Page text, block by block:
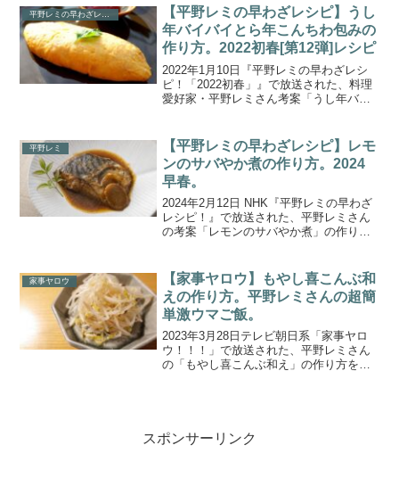
ドキの「海の日」生放送！今回も世間を
ザワつかせるび...
平野レミの早わざレシピ
【平野レミの早わざレシピ】うし
年バイバイとら年こんちわ包みの
作り方。2022初春[第12弾]レシピ
2022年1月10日『平野レミの早わざレシ
ピ！「2022初春」』で放送された、料理
愛好家・平野レミさん考案「うし年バイ
レミの早わざレシピ！「2022初春」』。
料理愛好...
平野レミ
【平野レミの早わざレシピ】レモ
ンのサバやか煮の作り方。2024
早春。
2024年2月12日 NHK『平野レミの早わざ
レシピ！』で放送された、平野レミさん
の考案「レモンのサバやか煮」の作り方
きの生放送「平野レミの早わざレシ
ピ！」。放送開始か...
家事ヤロウ
【家事ヤロウ】もやし喜こんぶ和
えの作り方。平野レミさんの超簡
単激ウマご飯。
2023年3月28日テレビ朝日系「家事ヤロ
ウ！！！」で放送された、平野レミさん
の「もやし喜こんぶ和え」の作り方をご
スポンサーリンク